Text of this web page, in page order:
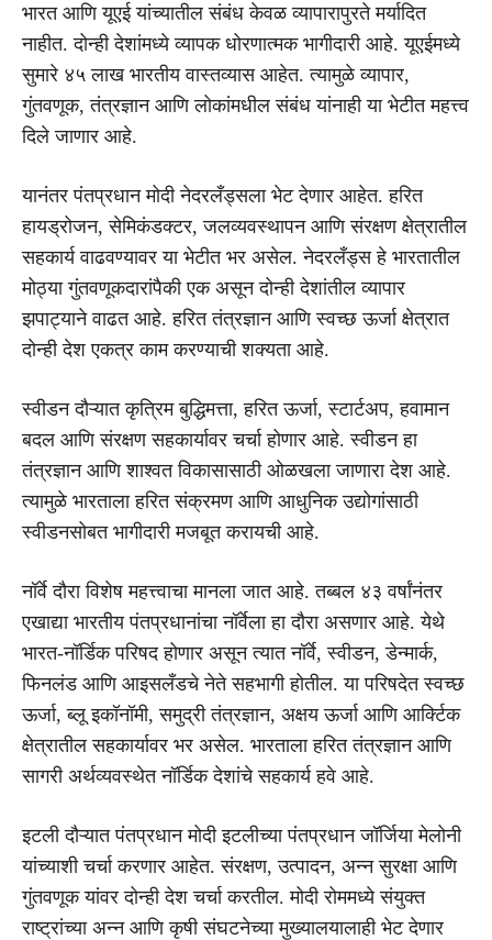
भारत आणि यूएई यांच्यातील संबंध केवळ व्यापारापुरते मर्यादित
नाहीत. दोन्ही देशांमध्ये व्यापक धोरणात्मक भागीदारी आहे. यूएईमध्ये
सुमारे ४५ लाख भारतीय वास्तव्यास आहेत. त्यामुळे व्यापार,
गुंतवणूक, तंत्रज्ञान आणि लोकांमधील संबंध यांनाही या भेटीत महत्त्व
दिले जाणार आहे.
यानंतर पंतप्रधान मोदी नेदरलँड्सला भेट देणार आहेत. हरित
हायड्रोजन, सेमिकंडक्टर, जलव्यवस्थापन आणि संरक्षण क्षेत्रातील
सहकार्य वाढवण्यावर या भेटीत भर असेल. नेदरलँड्स हे भारतातील
मोठ्या गुंतवणूकदारांपैकी एक असून दोन्ही देशांतील व्यापार
झपाट्याने वाढत आहे. हरित तंत्रज्ञान आणि स्वच्छ ऊर्जा क्षेत्रात
दोन्ही देश एकत्र काम करण्याची शक्यता आहे.
स्वीडन दौऱ्यात कृत्रिम बुद्धिमत्ता, हरित ऊर्जा, स्टार्टअप, हवामान
बदल आणि संरक्षण सहकार्यावर चर्चा होणार आहे. स्वीडन हा
तंत्रज्ञान आणि शाश्वत विकासासाठी ओळखला जाणारा देश आहे.
त्यामुळे भारताला हरित संक्रमण आणि आधुनिक उद्योगांसाठी
स्वीडनसोबत भागीदारी मजबूत करायची आहे.
नॉर्वे दौरा विशेष महत्त्वाचा मानला जात आहे. तब्बल ४३ वर्षांनंतर
एखाद्या भारतीय पंतप्रधानांचा नॉर्वेला हा दौरा असणार आहे. येथे
भारत-नॉर्डिक परिषद होणार असून त्यात नॉर्वे, स्वीडन, डेन्मार्क,
फिनलंड आणि आइसलँडचे नेते सहभागी होतील. या परिषदेत स्वच्छ
ऊर्जा, ब्लू इकॉनॉमी, समुद्री तंत्रज्ञान, अक्षय ऊर्जा आणि आर्क्टिक
क्षेत्रातील सहकार्यावर भर असेल. भारताला हरित तंत्रज्ञान आणि
सागरी अर्थव्यवस्थेत नॉर्डिक देशांचे सहकार्य हवे आहे.
इटली दौऱ्यात पंतप्रधान मोदी इटलीच्या पंतप्रधान जॉर्जिया मेलोनी
यांच्याशी चर्चा करणार आहेत. संरक्षण, उत्पादन, अन्न सुरक्षा आणि
गुंतवणूक यांवर दोन्ही देश चर्चा करतील. मोदी रोममध्ये संयुक्त
राष्ट्रांच्या अन्न आणि कृषी संघटनेच्या मुख्यालयालाही भेट देणार